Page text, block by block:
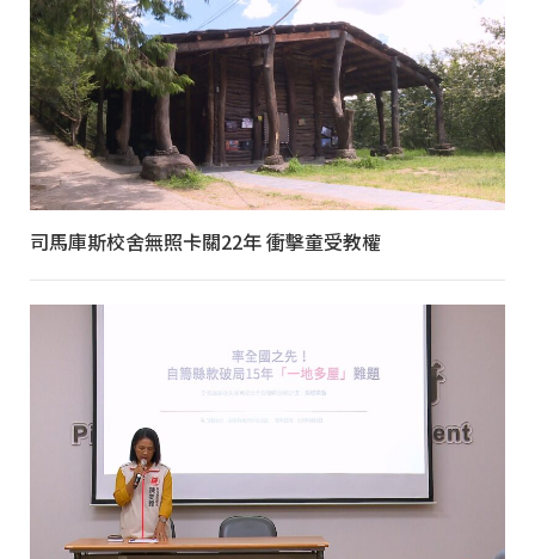
司馬庫斯校舍無照卡關22年 衝擊童受教權